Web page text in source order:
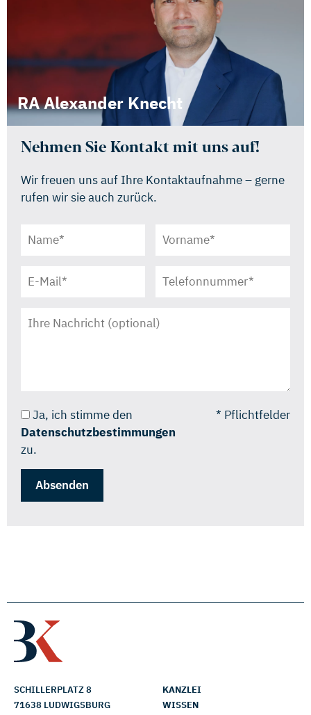
RA Alexander Knecht
Nehmen Sie Kontakt mit uns auf!
Wir freuen uns auf Ihre Kontaktaufnahme – gerne
rufen wir sie auch zurück.
Ja, ich stimme den
Datenschutzbestimmungen
zu.
* Pflichtfelder
SCHILLERPLATZ 8
71638 LUDWIGSBURG
KANZLEI
WISSEN